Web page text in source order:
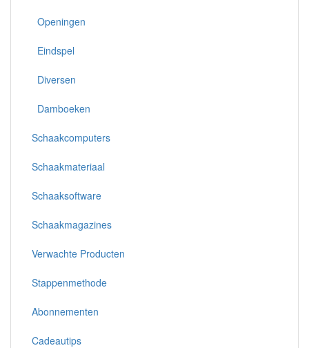
Openingen
Eindspel
Diversen
Damboeken
Schaakcomputers
Schaakmateriaal
Schaaksoftware
Schaakmagazines
Verwachte Producten
Stappenmethode
Abonnementen
Cadeautips